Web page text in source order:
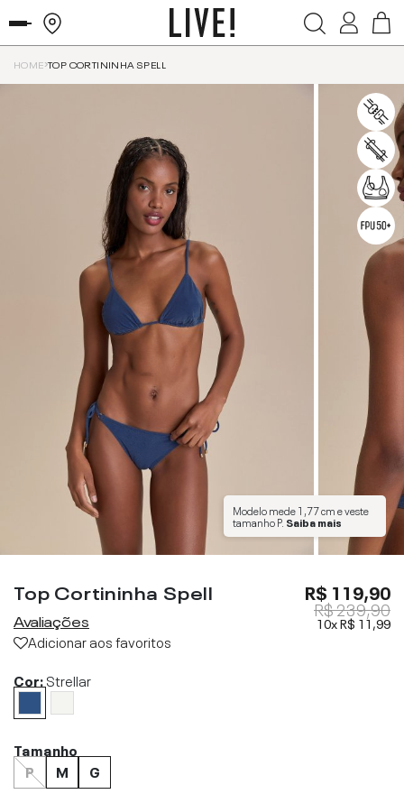
HOME TOP CORTININHA SPELL
Modelo mede1,77 cme veste
tamanhoP. Saiba mais
Top Cortininha Spell
Avaliações
Adicionar aos favoritos
R$ 119,90
R$ 239,90
10xR$ 11,99
Cor:Strellar
Tamanho
P
M G